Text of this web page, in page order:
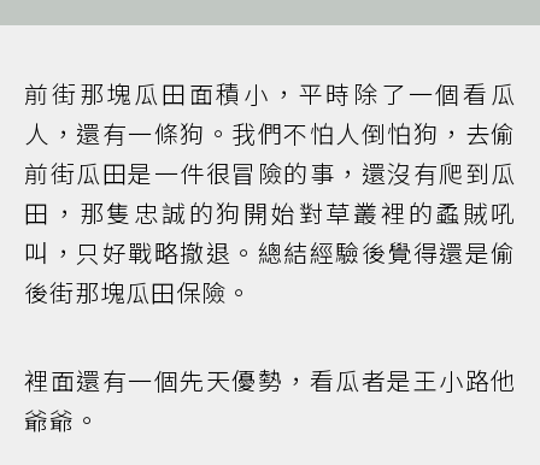
前街那塊瓜田面積小，平時除了一個看瓜
人，還有一條狗。我們不怕人倒怕狗，去偷
前街瓜田是一件很冒險的事，還沒有爬到瓜
田，那隻忠誠的狗開始對草叢裡的蟊賊吼
叫，只好戰略撤退。總結經驗後覺得還是偷
後街那塊瓜田保險。
裡面還有一個先天優勢，看瓜者是王小路他
爺爺。